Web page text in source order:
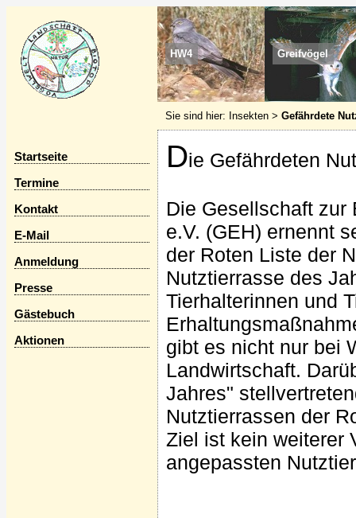
HW4 Greifvögel
Sie sind hier: Insekten > Gefährdete
Startseite
Termine
Kontakt
E-Mail
Anmeldung
Presse
Gästebuch
Aktionen
Die Gefährdeten
Die Gesellschaft zur
e.V. (GEH) ernennt
der Roten Liste der
Nutztierrasse des
Tierhalterinnen und
gibt es nicht nur bei
Landwirtschaft.
Jahres"
Nutztierrassen der
Ziel ist kein weiterer
angepassten